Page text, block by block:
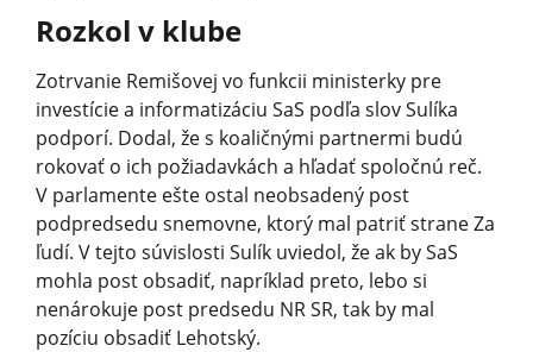
Rozkol v klube
Zotrvanie Remišovej vo funkcii ministerky pre
investície a informatizáciu SaS podľa slov Sulíka
podporí. Dodal, že s koaličnými partnermi budú
rokovať o ich požiadavkách a hľadať spoločnú reč.
V parlamente ešte ostal neobsadený post
podpredsedu snemovne, ktorý mal patriť strane Za
ľudí. V tejto súvislosti Sulík uviedol, že ak by SaS
mohla post obsadiť, napríklad preto, lebo si
nenárokuje post predsedu NR SR, tak by mal
pozíciu obsadiť Lehotský.